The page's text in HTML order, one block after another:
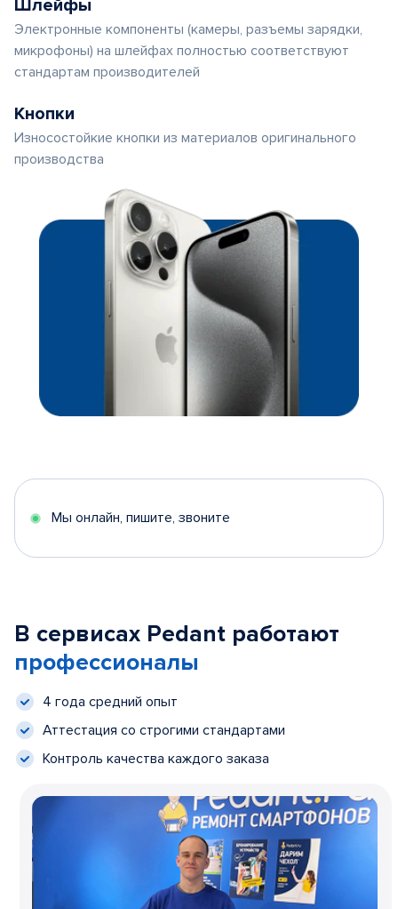
Шлейфы
Электронные компоненты (камеры, разъемы зарядки,
микрофоны) на шлейфах полностью соответствуют
стандартам производителей
Кнопки
Износостойкие кнопки из материалов оригинального
производства
Мы онлайн, пишите, звоните
В сервисах Pedant работают
профессионалы
4 года средний опыт
Аттестация со строгими стандартами
Контроль качества каждого заказа